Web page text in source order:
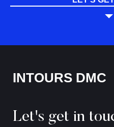
INTOURS DMC
Let's get in